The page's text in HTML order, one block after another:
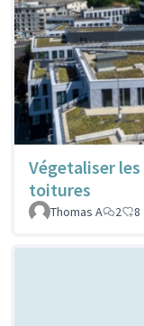
Végetaliser les
toitures
Thomas A
2 8